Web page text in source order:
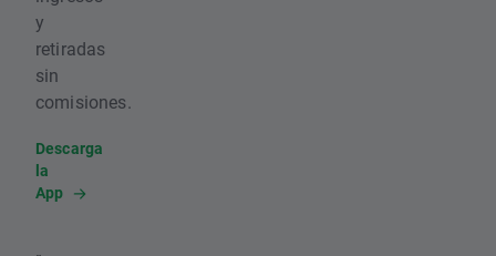
y
retiradas
sin
comisiones.
Descarga
la
App